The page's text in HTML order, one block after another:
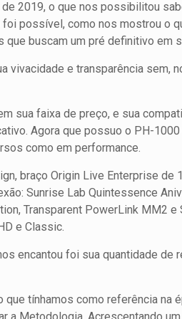
2019, o que nos possibilitou
possível, como nos mostrou o
buscam um pré definitivo em
e transparência sem,
sua faixa de preço, e sua
Agora que possuo o PH-
como em performance.
braço Origin Live Enterprise de
Sunrise Lab Quintessence
Transparent PowerLink MM2
e Classic.
encantou foi sua quantidade
tínhamos como referência na
Metodologia. Acrescentando